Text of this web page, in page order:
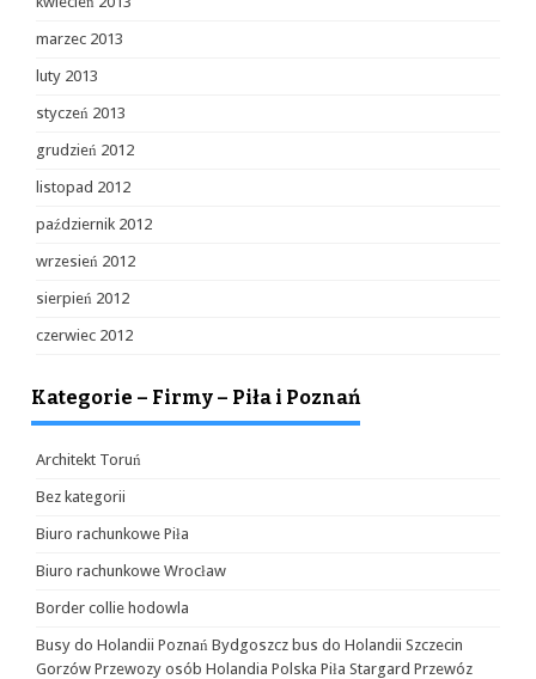
marzec 2013
luty 2013
styczeń 2013
grudzień 2012
listopad 2012
październik 2012
wrzesień 2012
sierpień 2012
czerwiec 2012
Kategorie – Firmy – Piła i Poznań
Architekt Toruń
Bez kategorii
Biuro rachunkowe Piła
Biuro rachunkowe Wrocław
Border collie hodowla
Busy do Holandii Poznań Bydgoszcz bus do Holandii Szczecin
Gorzów Przewozy osób Holandia Polska Piła Stargard Przewóz